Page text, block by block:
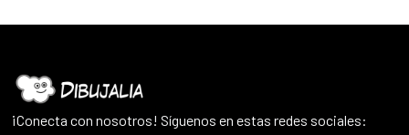
¡Conecta con nosotros! Síguenos en estas redes sociales: